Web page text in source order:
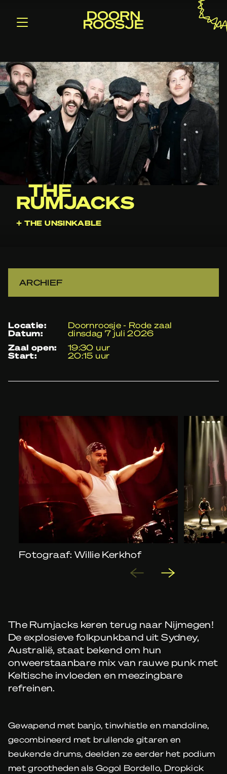
THE
RUMJACKS
+ THE UNSINKABLE
ARCHIEF
locatie: Doornroosje - Rode zaal
datum:
dinsdag 7 juli 2026
zaal open:
19:30 uur
start: 20:15 uur
Fotograaf: Willie Kerkhof
The Rumjacks keren terug naar Nijmegen!
De explosieve folkpunkband uit Sydney,
Australië, staat bekend om hun
onweerstaanbare mix van rauwe punk met
Keltische invloeden en meezingbare
refreinen.
Gewapend met banjo, tinwhistle en mandoline,
gecombineerd met brullende gitaren en
beukende drums, deelden ze eerder het podium
met grootheden als Gogol Bordello, Dropkick